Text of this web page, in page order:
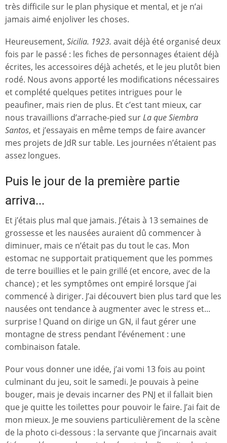
très difficile sur le plan physique et mental, et je n’ai
jamais aimé enjoliver les choses.
Heureusement, Sicilia. 1923. avait déjà été organisé deux
fois par le passé : les fiches de personnages étaient déjà
écrites, les accessoires déjà achetés, et le jeu plutôt bien
rodé. Nous avons apporté les modifications nécessaires
et complété quelques petites intrigues pour le
peaufiner, mais rien de plus. Et c’est tant mieux, car
nous travaillions d’arrache-pied surLa que Siembra
Santos, et j’essayais en même temps de faire avancer
mes projets de JdR sur table. Les journées n’étaient pas
assez longues.
Puis le jour de la première partie
arriva...
Et j’étais plus mal que jamais. J’étais à 13 semaines de
grossesse et les nausées auraient dû commencer à
diminuer, mais ce n’était pas du tout le cas. Mon
estomac ne supportait pratiquement que les pommes
de terre bouillies et le pain grillé (et encore, avec de la
chance) ; et les symptômes ont empiré lorsque j’ai
commencé à diriger. J’ai découvert bien plus tard que les
nausées ont tendance à augmenter avec le stress et...
surprise ! Quand on dirige un GN, il faut gérer une
montagne de stress pendant l’événement : une
combinaison fatale.
Pour vous donner une idée, j’ai vomi 13 fois au point
culminant du jeu, soit le samedi. Je pouvais à peine
bouger, mais je devais incarner des PNJ et il fallait bien
que je quitte les toilettes pour pouvoir le faire. J’ai fait de
mon mieux. Je me souviens particulièrement de la scène
de la photo ci-dessous : la servante que j’incarnais avait